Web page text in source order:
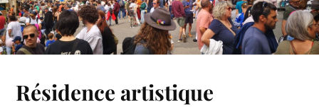
Résidence artistique